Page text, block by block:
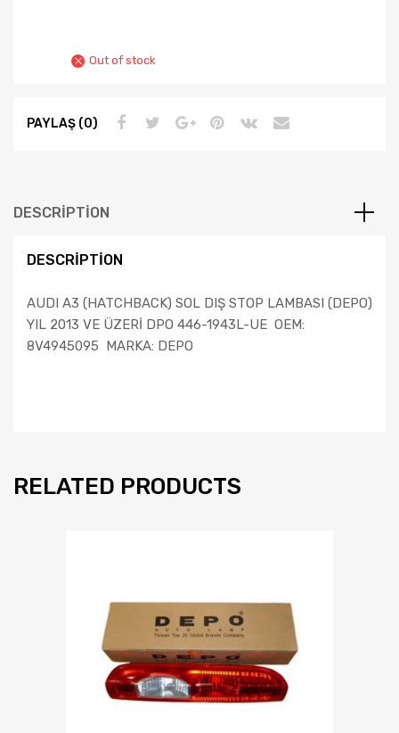
Out of stock
PAYLAŞ (0)
DESCRIPTION
DESCRIPTION
AUDI A3 (HATCHBACK) SOL DIŞ STOP LAMBASI (DEPO)
YIL 2013 VE ÜZERİ DPO 446-1943L-UE OEM:
8V4945095 MARKA: DEPO
RELATED PRODUCTS